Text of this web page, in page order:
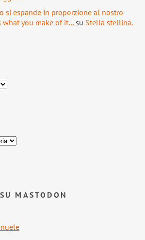
si espande in proporzione al nostro
what you make of it… su Stella stellina.
MASTODON